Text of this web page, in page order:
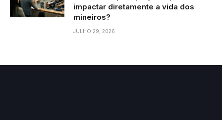
impactar diretamente a vida dos
mineiros?
JULHO 29, 2026